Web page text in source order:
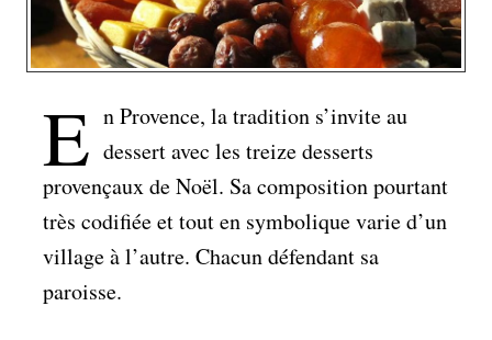
E n Provence, la tradition s’invite au
dessert avec les treize desserts
provençaux de Noël. Sa composition pourtant
très codifiée et tout en symbolique varie d’un
village à l’autre. Chacun défendant sa
paroisse.